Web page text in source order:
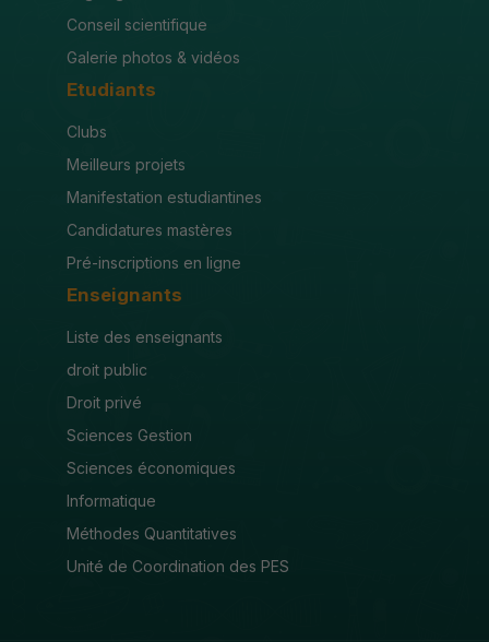
Conseil scientifique
Galerie photos & vidéos
Etudiants
Clubs
Meilleurs projets
Manifestation estudiantines
Candidatures mastères
Pré-inscriptions en ligne
Enseignants
Liste des enseignants
droit public
Droit privé
Sciences Gestion
Sciences économiques
Informatique
Méthodes Quantitatives
Unité de Coordination des PES